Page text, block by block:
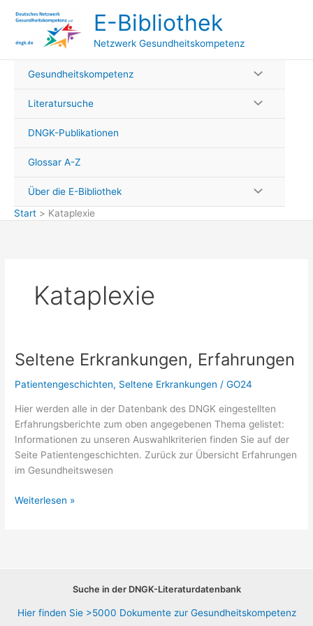
Inhalt
E-Bibliothek
Netzwerk Gesundheitskompetenz
Gesundheitskompetenz
Literatursuche
DNGK-Publikationen
Glossar A-Z
Über die E-Bibliothek
Start
Kataplexie
Kataplexie
Seltene Erkrankungen, Erfahrungen
Patientengeschichten, Seltene Erkrankungen /GO24
Hier werden alle in der Datenbank des DNGK eingestellten
Erfahrungsberichte zum oben angegebenen Thema gelistet:
Informationen zu unseren Auswahlkriterien finden Sie auf der
Seite Patientengeschichten. Zurück zur Übersicht Erfahrungen
im Gesundheitswesen
Seltene
Weiterlesen »
Suche in der DNGK-Literaturdatenbank
Hier finden Sie >5000 Dokumente zur Gesundheitskompetenz